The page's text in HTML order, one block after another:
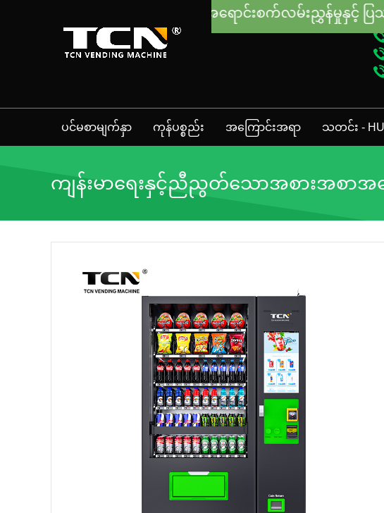
ပင်မစာမျက်နှာ ကုန်ပစ္စည်း အကြောင်းအရာ သတင်း -
ကျန်းမာရေးနှင့်ညီညွတ်သောအစားအစာအ
စ်စေ အရောင်းစက်လမ်းညွှန်မှုနှင့် ပြဿနာဖြေရှင်းခြင်းမျာ